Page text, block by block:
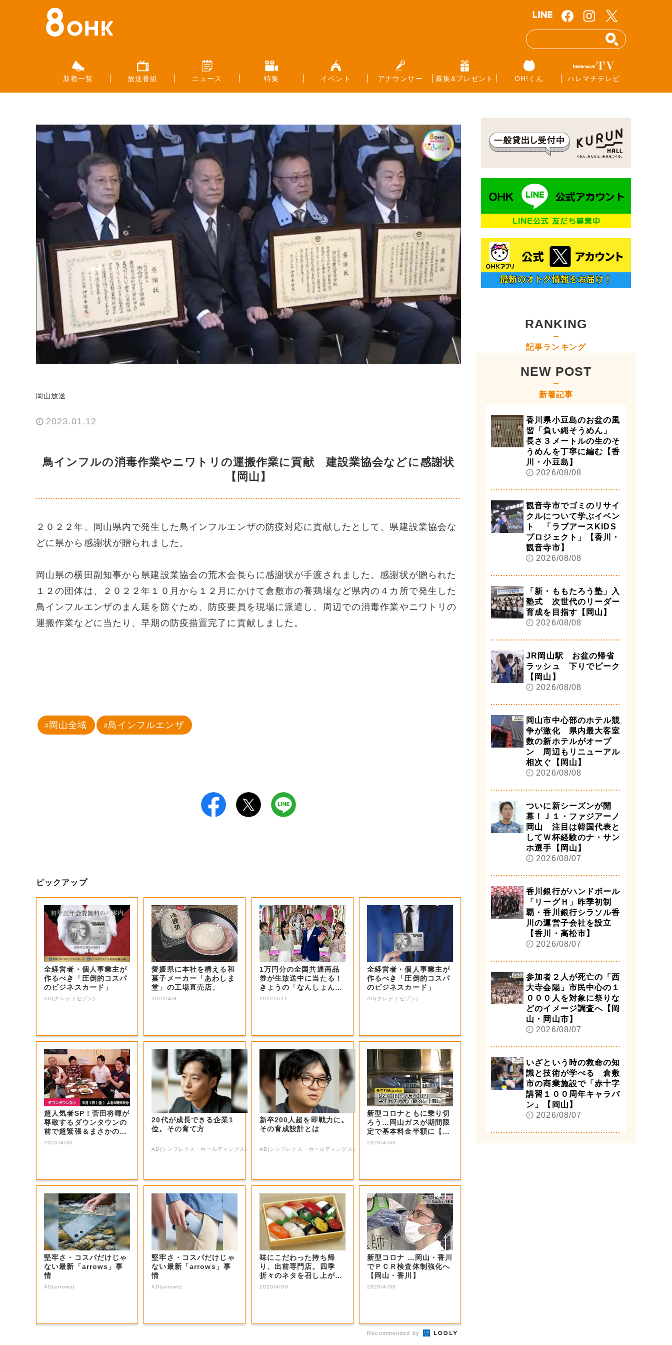
新着一覧 放送番組 ニュース 特集 イベント アナウンサー 募集&プレゼント OH!くん ハレマチテレビ
岡山放送
2023.01.12
鳥インフルの消毒作業やニワトリの運搬作業に貢献 建設業協会などに感謝状
【岡山】
２０２２年、岡山県内で発生した鳥インフルエンザの防疫対応に貢献したとして、県建設業協会な
どに県から感謝状が贈られました。
岡山県の横田副知事から県建設業協会の荒木会長らに感謝状が手渡されました。感謝状が贈られた
１２の団体は、２０２２年１０月から１２月にかけて倉敷市の養鶏場など県内の４カ所で発生した
鳥インフルエンザのまん延を防ぐため、防疫要員を現場に派遣し、周辺での消毒作業やニワトリの
運搬作業などに当たり、早期の防疫措置完了に貢献しました。
岡山全域 鳥インフルエンザ
ピックアップ
全経営者・個人事業主が
作るべき「圧倒的コスパ
のビジネスカード」
AD(クレディセゾン)
愛媛県に本社を構える和
菓子メーカー「あわしま
堂」の工場直売店。
2022/4/8
1万円分の全国共通商品
券が生放送中に当たる！
きょうの「なんしょん？
生電話クイズ」...
2022/5/11
全経営者・個人事業主が
作るべき「圧倒的コスパ
のビジネスカード」
AD(クレディセゾン)
超人気者SP！菅田将暉が
尊敬するダウンタウンの
前で超緊張＆まさかの大
号泣！思いを...
2020/4/30
20代が成長できる企業1
位。その育て方
AD(シンプレクス・ホールディングス)
新卒200人超を即戦力に。
その育成設計とは
AD(シンプレクス・ホールディングス)
新型コロナともに乗り切
ろう…岡山ガスが期間限
定で基本料金半額に【岡
山・岡山市】
2020/4/30
堅牢さ・コスパだけじゃ
ない最新「arrows」事
情
AD(arrows)
堅牢さ・コスパだけじゃ
ない最新「arrows」事
情
AD(arrows)
味にこだわった持ち帰
り、出前専門店。四季
折々のネタを召し上が
れ。
2020/4/30
新型コロナ …岡山・香川
でＰＣＲ検査体制強化へ
【岡山・香川】
2020/4/30
Recommended by
RANKING
記事ランキング
NEW POST
新着記事
香川県小豆島のお盆の風
習「負い縄そうめん」
長さ３メートルの生のそ
うめんを丁寧に編む【香
川・小豆島】
2026/08/08
観音寺市でゴミのリサイ
クルについて学ぶイベン
ト 「ラブアースKIDS
プロジェクト」【香川・
観音寺市】
2026/08/08
「新・ももたろう塾」入
塾式 次世代のリーダー
育成を目指す【岡山】
2026/08/08
JR岡山駅 お盆の帰省
ラッシュ 下りでピーク
【岡山】
2026/08/08
岡山市中心部のホテル競
争が激化 県内最大客室
数の新ホテルがオープ
ン 周辺もリニューアル
相次ぐ【岡山】
2026/08/08
ついに新シーズンが開
幕！Ｊ１・ファジアーノ
岡山 注目は韓国代表と
してＷ杯経験のナ・サン
ホ選手【岡山】
2026/08/07
香川銀行がハンドボール
「リーグＨ」昨季初制
覇・香川銀行シラソル香
川の運営子会社を設立
【香川・高松市】
2026/08/07
参加者２人が死亡の「西
大寺会陽」市民中心の１
０００人を対象に祭りな
どのイメージ調査へ【岡
山・岡山市】
2026/08/07
いざという時の救命の知
識と技術が学べる 倉敷
市の商業施設で「赤十字
講習１００周年キャラバ
ン」【岡山】
2026/08/07